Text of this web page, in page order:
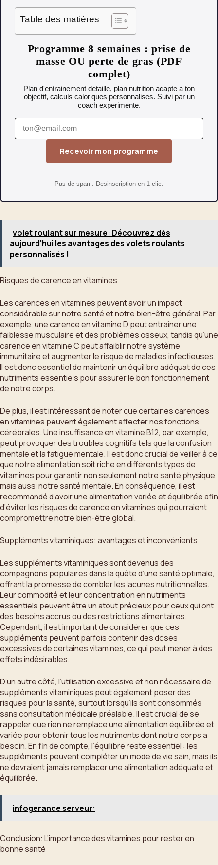
Table des matières
Programme 8 semaines : prise de
masse OU perte de gras (PDF
complet)
Plan d'entrainement detaille, plan nutrition adapte a ton
objectif, calculs caloriques personnalises. Suivi par un
coach experimente.
Recevoir mon programme
Pas de spam. Desinscription en 1 clic.
volet roulant sur mesure: Découvrez dès
aujourd'hui les avantages des volets roulants
personnalisés !
Risques de carence en vitamines
Les carences en vitamines peuvent avoir un impact
considérable sur notre santé et notre bien-être général. Par
exemple, une carence en vitamine D peut entraîner une
faiblesse musculaire et des problèmes osseux, tandis qu’une
carence en vitamine C peut affaiblir notre système
immunitaire et augmenter le risque de maladies infectieuses.
Il est donc essentiel de maintenir un équilibre adéquat de ces
nutriments essentiels pour assurer le bon fonctionnement
de notre corps.
De plus, il est intéressant de noter que certaines carences
en vitamines peuvent également affecter nos fonctions
cérébrales. Une insuffisance en vitamine B12, par exemple,
peut provoquer des troubles cognitifs tels que la confusion
mentale et la fatigue mentale. Il est donc crucial de veiller à ce
que notre alimentation soit riche en différents types de
vitamines pour garantir non seulement notre santé physique
mais aussi notre santé mentale. En conséquence, il est
recommandé d’avoir une alimentation variée et équilibrée afin
d’éviter les risques de carence en vitamines qui pourraient
compromettre notre bien-être global.
Suppléments vitaminiques: avantages et inconvénients
Les suppléments vitaminiques sont devenus des
compagnons populaires dans la quête d’une santé optimale,
offrant la promesse de combler les lacunes nutritionnelles.
Leur commodité et leur concentration en nutriments
essentiels peuvent être un atout précieux pour ceux qui ont
des besoins accrus ou des restrictions alimentaires.
Cependant, il est important de considérer que ces
suppléments peuvent parfois contenir des doses
excessives de certaines vitamines, ce qui peut mener à des
effets indésirables.
D’un autre côté, l’utilisation excessive et non nécessaire de
suppléments vitaminiques peut également poser des
risques pour la santé, surtout lorsqu’ils sont consommés
sans consultation médicale préalable. Il est crucial de se
rappeler que rien ne remplace une alimentation équilibrée et
variée pour obtenir tous les nutriments dont notre corps a
besoin. En fin de compte, l’équilibre reste essentiel : les
suppléments peuvent compléter un mode de vie sain, mais ils
ne devraient jamais remplacer une alimentation adéquate et
équilibrée.
infogerance serveur:
Conclusion: L’importance des vitamines pour rester en
bonne santé